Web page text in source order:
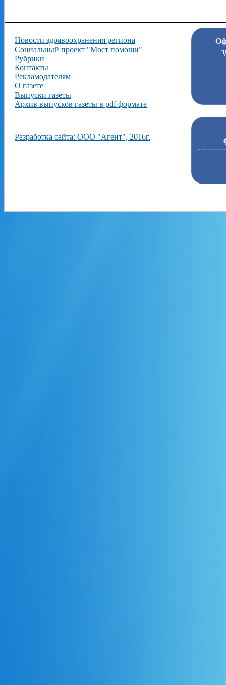
Новости здравоохранения региона
Социальный проект "Мост помощи"
Рубрики
Контакты
Рекламодателям
О газете
Выпуски газеты
Архив выпусков газеты в pdf формате
Разработка сайта: ООО "Агент", 2016г.